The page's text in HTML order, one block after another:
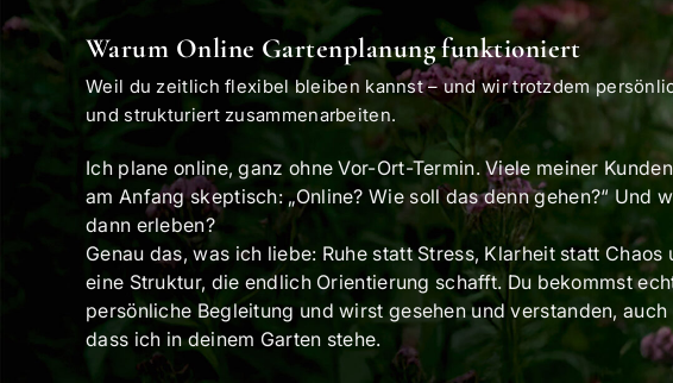
Warum Online Gartenplanung funktioniert
Weil du zeitlich flexibel bleiben kannst – und wir trotzdem
und strukturiert zusammenarbeiten.
Ich plane online, ganz ohne Vor-Ort-Termin. Viele meiner Kunden
am Anfang skeptisch: „Online? Wie soll das denn gehen?“ Und
dann erleben?
Genau das, was ich liebe: Ruhe statt Stress, Klarheit statt Chaos
eine Struktur, die endlich Orientierung schafft. Du bekommst
persönliche Begleitung und wirst gesehen und verstanden, auch